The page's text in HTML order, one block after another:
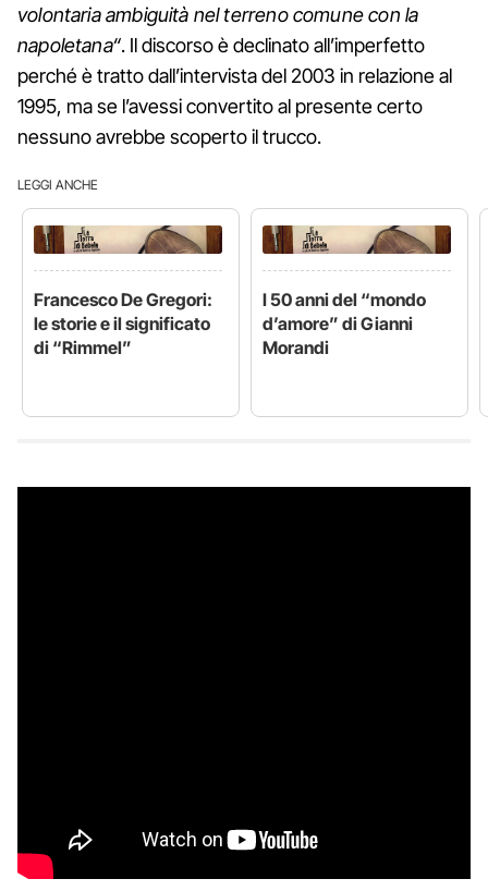
volontaria ambiguità nel terreno comune con la
napoletana“. Il discorso è declinato all’imperfetto
perché è tratto dall’intervista del 2003 in relazione al
1995, ma se l’avessi convertito al presente certo
nessuno avrebbe scoperto il trucco.
LEGGI ANCHE
Francesco De Gregori:
le storie e il significato
di “Rimmel”
I 50 anni del “mondo
d’amore” di Gianni
Morandi